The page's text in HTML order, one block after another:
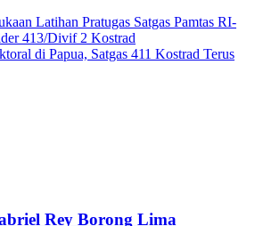
Latihan Pratugas Satgas Pamtas RI-
413/Divif 2 Kostrad
di Papua, Satgas 411 Kostrad Terus
Rey Borong Lima